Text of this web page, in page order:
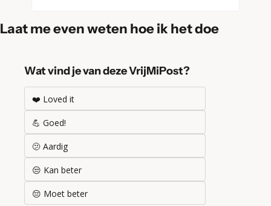
Laat me even weten hoe ik het doe
Wat vind je van deze VrijMiPost?
❤️ Loved it
💪 Goed!
🫤 Aardig
😒 Kan beter
😔 Moet beter